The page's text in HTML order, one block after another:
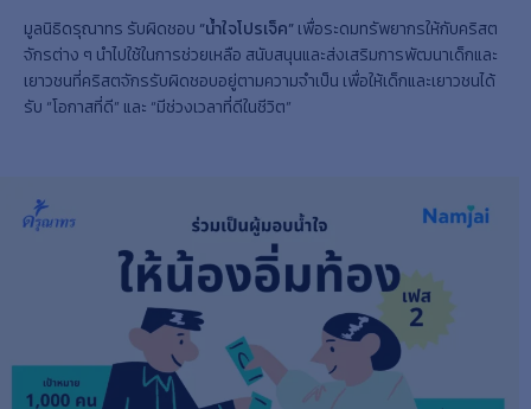
มูลนิธิดรุณาทร รับผิดชอบ “น้ำใจโปรเจ็ค”เพื่อระดมทรัพยากรให้กับคริสต
จักรต่าง ๆ นำไปใช้ในการช่วยเหลือ สนับสนุนและส่งเสริมการพัฒนาเด็กและ
เยาวชนที่คริสตจักรรับผิดชอบอยู่ตามความจำเป็น เพื่อให้เด็กและเยาวชนได้
รับ “โอกาสที่ดี” และ “มีช่วงเวลาที่ดีในชีวิต”